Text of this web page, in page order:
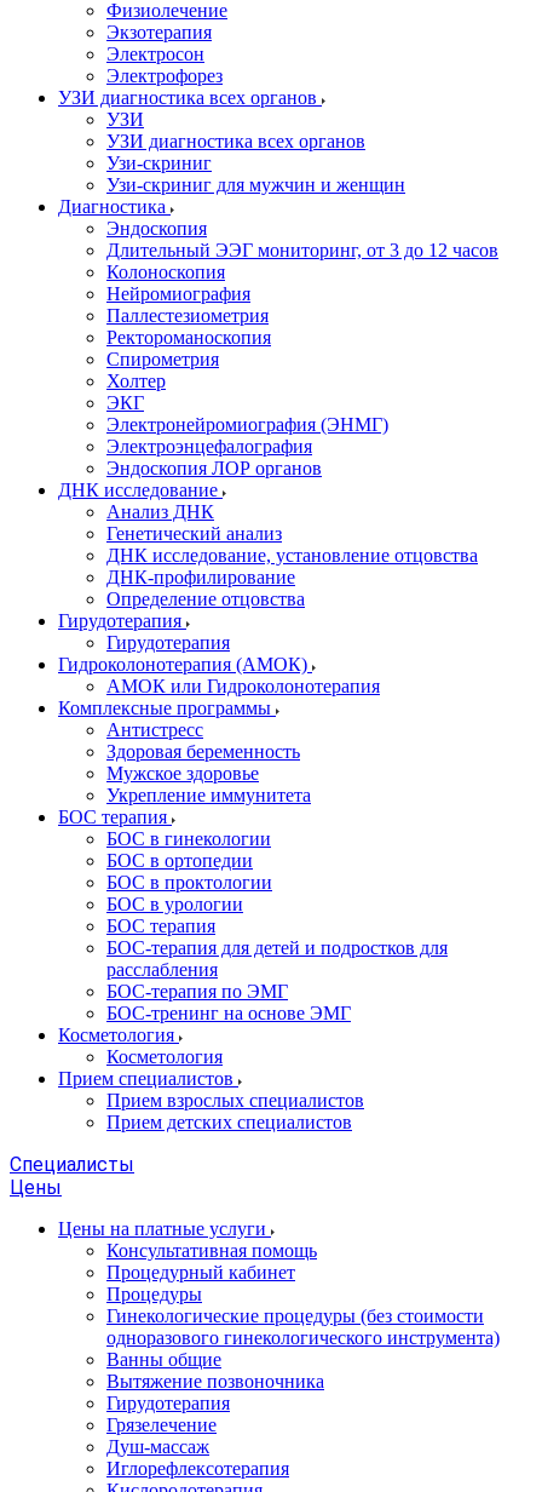
Физиолечение
Экзотерапия
Электросон
Электрофорез
УЗИ диагностика всех органов
УЗИ
УЗИ диагностика всех органов
Узи-скриниг
Узи-скриниг для мужчин и женщин
Диагностика
Эндоскопия
Длительный ЭЭГ мониторинг, от 3 до 12 часов
Колоноскопия
Нейромиография
Паллестезиометрия
Ректороманоскопия
Спирометрия
Холтер
ЭКГ
Электронейромиография (ЭНМГ)
Электроэнцефалография
Эндоскопия ЛОР органов
ДНК исследование
Анализ ДНК
Генетический анализ
ДНК исследование, установление отцовства
ДНК-профилирование
Определение отцовства
Гирудотерапия
Гирудотерапия
Гидроколонотерапия (АМОК)
АМОК или Гидроколонотерапия
Комплексные программы
Антистресс
Здоровая беременность
Мужское здоровье
Укрепление иммунитета
БОС терапия
БОС в гинекологии
БОС в ортопедии
БОС в проктологии
БОС в урологии
БОС терапия
БОС-терапия для детей и подростков для
расслабления
БОС-терапия по ЭМГ
БОС-тренинг на основе ЭМГ
Косметология
Косметология
Прием специалистов
Прием взрослых специалистов
Прием детских специалистов
Специалисты
Цены
Цены на платные услуги
Консультативная помощь
Процедурный кабинет
Процедуры
Гинекологические процедуры (без стоимости
одноразового гинекологического инструмента)
Ванны общие
Вытяжение позвоночника
Гирудотерапия
Грязелечение
Душ-массаж
Иглорефлексотерапия